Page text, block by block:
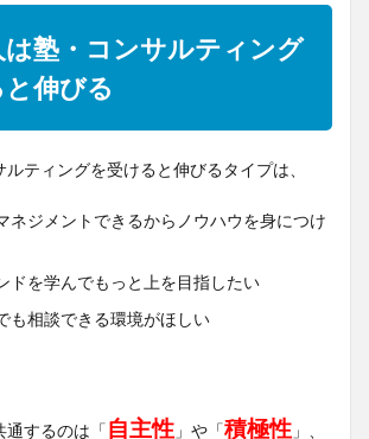
は塾・コンサルティング
伸びる
ティングを受けると伸びるタイプは、
ネジメントできるからノウハウを身につけ
ドを学んでもっと上を目指したい
も相談できる環境がほしい
通するのは「自主性 」や「積極性 」、